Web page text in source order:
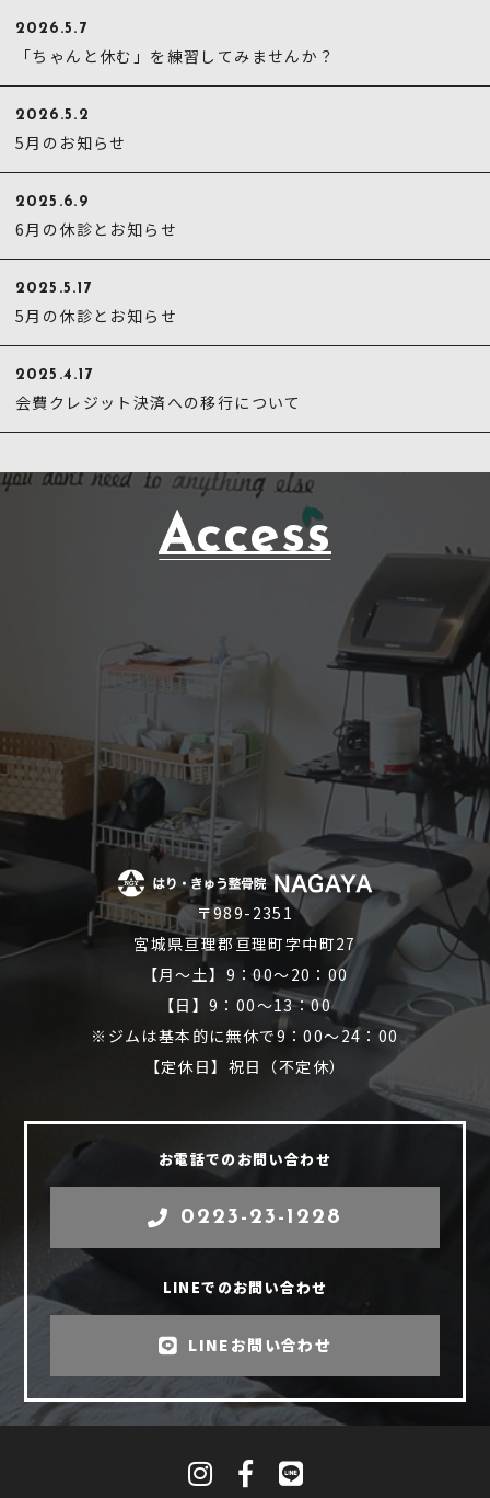
2026.5.7
「ちゃんと休む」を練習してみませんか？
2026.5.2
5月のお知らせ
2025.6.9
6月の休診とお知らせ
2025.5.17
5月の休診とお知らせ
2025.4.17
会費クレジット決済への移行について
Access
〒989-2351
宮城県亘理郡亘理町字中町27
【月～土】9：00～20：00
【日】9：00～13：00
※ジムは基本的に無休で9：00～24：00
【定休日】祝日（不定休）
お電話でのお問い合わせ
0223-23-1228
LINEでのお問い合わせ
LINEお問い合わせ